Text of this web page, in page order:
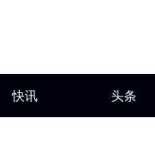
快讯 头条